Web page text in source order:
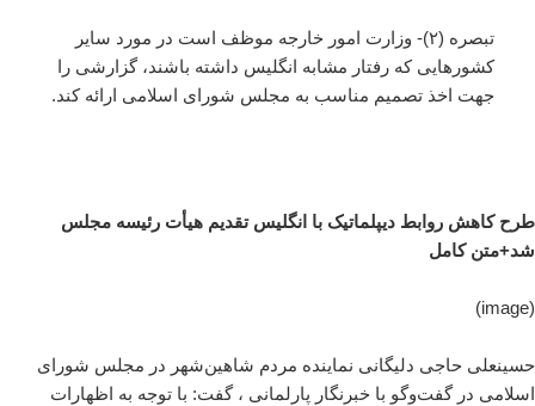
تبصره (۲)- وزارت امور خارجه موظف است در مورد سایر
کشورهایی که رفتار مشابه انگلیس داشته باشند، گزارشی را
جهت اخذ تصمیم مناسب به مجلس شورای اسلامی ارائه کند.
طرح کاهش روابط دیپلماتیک با انگلیس تقدیم هیأت رئیسه مجلس
شد+متن کامل
(image)
حسینعلی حاجی دلیگانی نماینده مردم شاهین‌شهر در مجلس شورای
اسلامی در گفت‌وگو با خبرنگار پارلمانی ، گفت: با توجه به اظهارات